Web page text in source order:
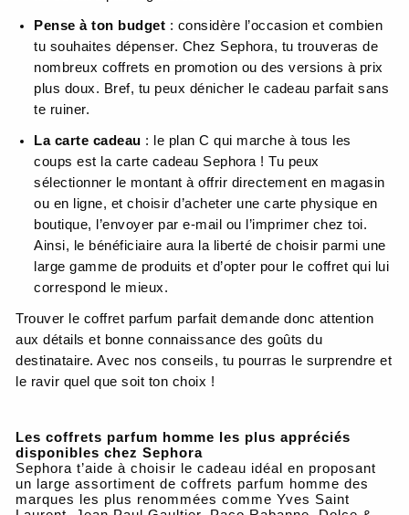
Pense à ton budget : considère l’occasion et combien
tu souhaites dépenser. Chez Sephora, tu trouveras de
nombreux coffrets en promotion ou des versions à prix
plus doux. Bref, tu peux dénicher le cadeau parfait sans
te ruiner.
La carte cadeau : le plan C qui marche à tous les
coups est la carte cadeau Sephora ! Tu peux
sélectionner le montant à offrir directement en magasin
ou en ligne, et choisir d’acheter une carte physique en
boutique, l’envoyer par e-mail ou l’imprimer chez toi.
Ainsi, le bénéficiaire aura la liberté de choisir parmi une
large gamme de produits et d’opter pour le coffret qui lui
correspond le mieux.
Trouver le coffret parfum parfait demande donc attention
aux détails et bonne connaissance des goûts du
destinataire. Avec nos conseils, tu pourras le surprendre et
le ravir quel que soit ton choix !
Les coffrets parfum homme les plus appréciés
disponibles chez Sephora
Sephora t’aide à choisir le cadeau idéal en proposant
un large assortiment de coffrets parfum homme des
marques les plus renommées comme Yves Saint